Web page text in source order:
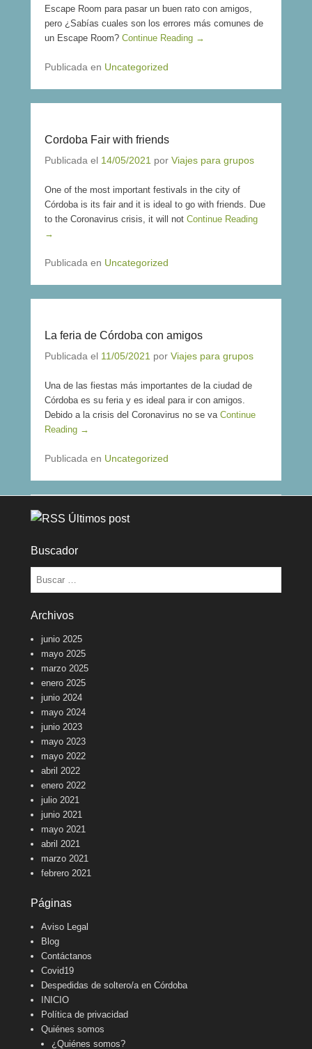
Escape Room para pasar un buen rato con amigos,
pero ¿Sabías cuales son los errores más comunes de
un Escape Room? Continue Reading →
Publicada en Uncategorized
Cordoba Fair with friends
Publicada el 14/05/2021 por Viajes para grupos
One of the most important festivals in the city of
Córdoba is its fair and it is ideal to go with friends. Due
to the Coronavirus crisis, it will not Continue Reading
→
Publicada en Uncategorized
La feria de Córdoba con amigos
Publicada el 11/05/2021 por Viajes para grupos
Una de las fiestas más importantes de la ciudad de
Córdoba es su feria y es ideal para ir con amigos.
Debido a la crisis del Coronavirus no se va Continue
Reading →
Publicada en Uncategorized
Últimos post
Buscador
Buscar
Archivos
junio 2025
mayo 2025
marzo 2025
enero 2025
junio 2024
mayo 2024
junio 2023
mayo 2023
mayo 2022
abril 2022
enero 2022
julio 2021
junio 2021
mayo 2021
abril 2021
marzo 2021
febrero 2021
Páginas
Aviso Legal
Blog
Contáctanos
Covid19
Despedidas de soltero/a en Córdoba
INICIO
Política de privacidad
Quiénes somos
¿Quiénes somos?